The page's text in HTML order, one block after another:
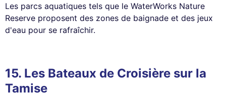
Les parcs aquatiques tels que le WaterWorks Nature
Reserve proposent des zones de baignade et des jeux
d'eau pour se rafraîchir.
15. Les Bateaux de Croisière sur la
Tamise